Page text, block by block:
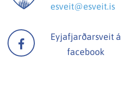
esveit@esveit.is
Eyjafjarðarsveit á
facebook